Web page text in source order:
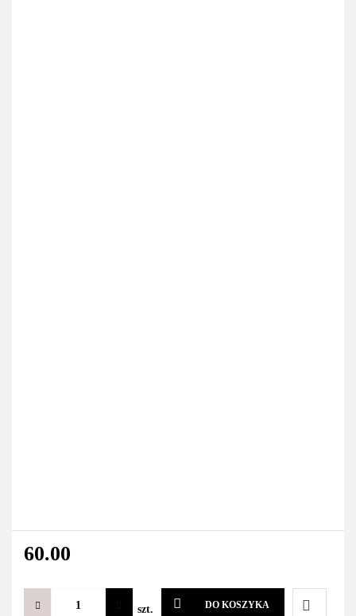
60.00
szt. DO KOSZYKA